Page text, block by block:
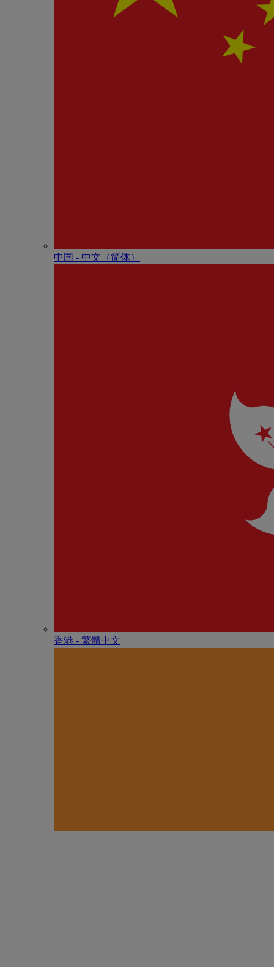
中国 - 中⽂（简体）
香港 - 繁體中文